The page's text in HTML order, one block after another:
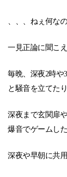
、、、ねぇ何な
一見正論に聞こ
毎晩、深夜2時や
と騒音を立てたり
深夜まで玄関扉
爆音でゲームし
深夜や早朝に共